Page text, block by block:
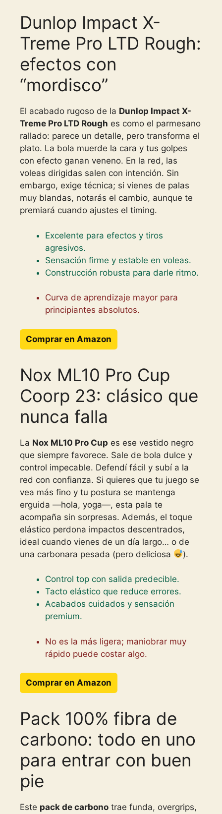
Dunlop Impact X-
Treme Pro LTD Rough:
efectos con
“mordisco”
El acabado rugoso de la Dunlop Impact X-
Treme Pro LTD Rough es como el parmesano
rallado: parece un detalle, pero transforma el
plato. La bola muerde la cara y tus golpes
con efecto ganan veneno. En la red, las
voleas dirigidas salen con intención. Sin
embargo, exige técnica; si vienes de palas
muy blandas, notarás el cambio, aunque te
premiará cuando ajustes el timing.
Excelente para efectos y tiros
agresivos.
Sensación firme y estable en voleas.
Construcción robusta para darle ritmo.
Curva de aprendizaje mayor para
principiantes absolutos.
Comprar en Amazon
Nox ML10 Pro Cup
Coorp 23: clásico que
nunca falla
La Nox ML10 Pro Cup es ese vestido negro
que siempre favorece. Sale de bola dulce y
control impecable. Defendí fácil y subí a la
red con confianza. Si quieres que tu juego se
vea más fino y tu postura se mantenga
erguida —hola, yoga—, esta pala te
acompaña sin sorpresas. Además, el toque
elástico perdona impactos descentrados,
ideal cuando vienes de un día largo… o de
una carbonara pesada (pero deliciosa
).
Control top con salida predecible.
Tacto elástico que reduce errores.
Acabados cuidados y sensación
premium.
No es la más ligera; maniobrar muy
rápido puede costar algo.
Comprar en Amazon
Pack 100% fibra de
carbono: todo en uno
para entrar con buen
pie
Este pack de carbono trae funda, overgrips,